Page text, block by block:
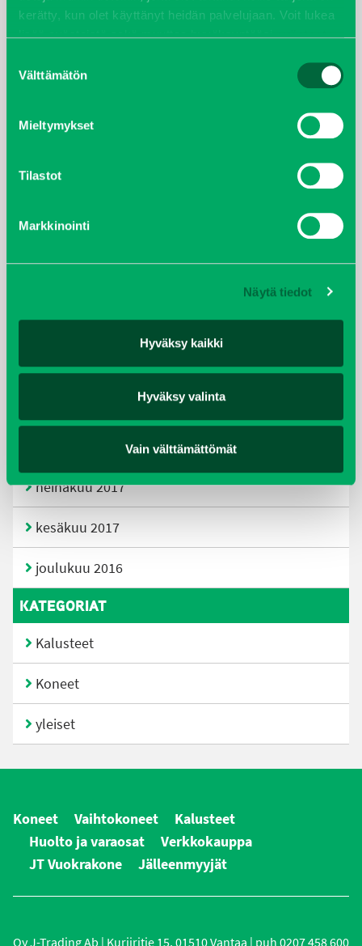
kerätty, kun olet käyttänyt heidän palvelujaan. Voit lukea
lisää evästeistä sekä muuttaa hyväksyntääsievästeet
valinta
Välttämätön
Mieltymykset
Tilastot
Markkinointi
Näytä tiedot
Hyväksy kaikki
Hyväksy valinta
Vain välttämättömät
joulukuu 2021
lokakuu 2021
kesäkuu 2021
helmikuu 2019
elokuu 2018
heinäkuu 2017
kesäkuu 2017
joulukuu 2016
KATEGORIAT
Kalusteet
Koneet
yleiset
Koneet Vaihtokoneet
Kalusteet
Huolto ja varaosat
Verkkokauppa
JT Vuokrakone
Jälleenmyyjät
Oy J-Trading Ab | Kuriiritie 15, 01510 Vantaa | puh 0207 458 600